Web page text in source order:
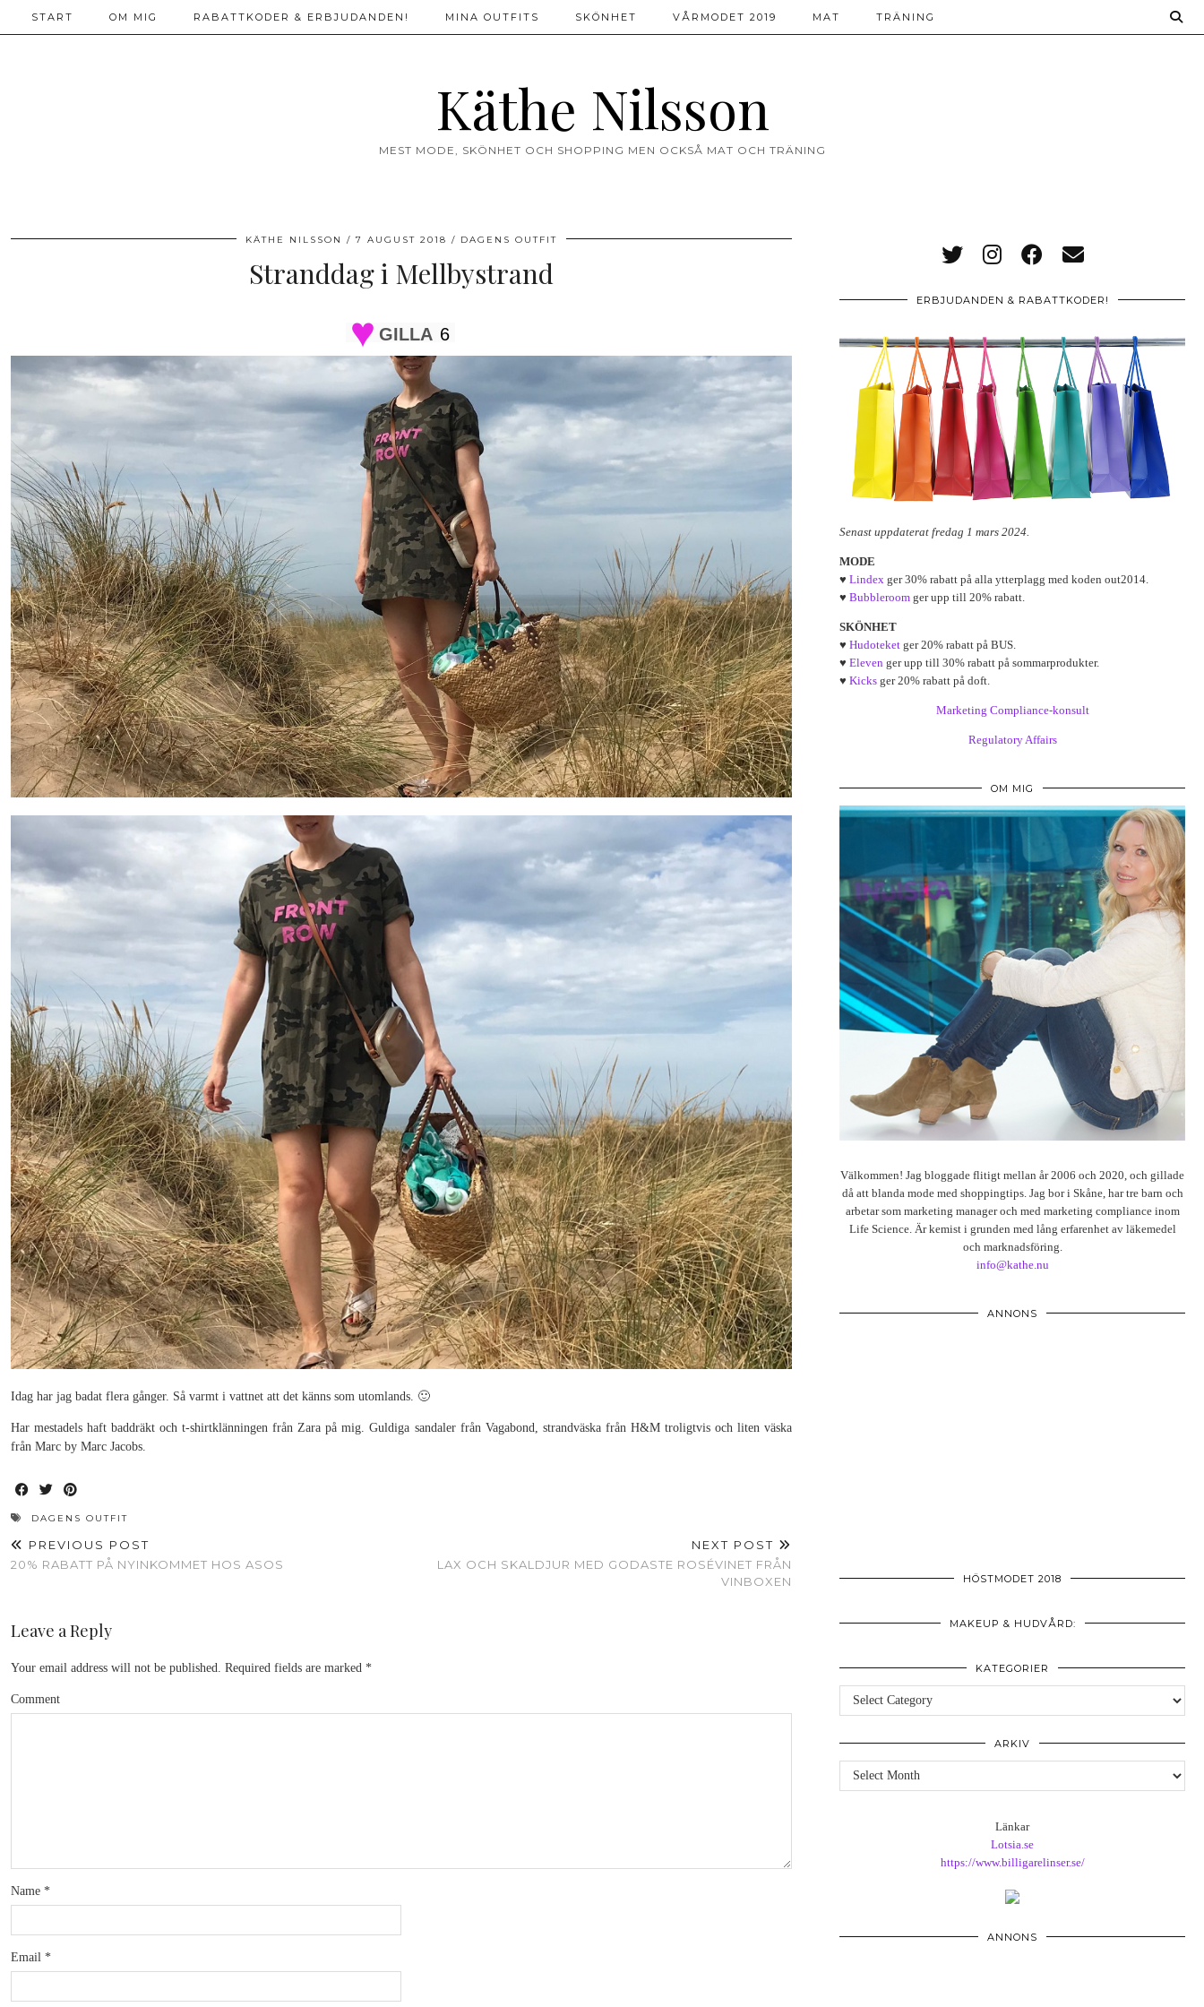
Käthe Nilsson
MEST MODE, SKÖNHET OCH SHOPPING MEN OCKSÅ MAT OCH TRÄNING
START OM MIG RABATTKODER & ERBJUDANDEN! MINA OUTFITS SKÖNHET VÅRMODET 2019 MAT TRÄNING
KÄTHE NILSSON 7 AUGUST 2018 DAGENS OUTFIT
Stranddag i Mellbystrand
GILLA 6
Idag har jag badat flera gånger. Så varmt i vattnet att det känns som utomlands. 🙂
Har mestadels haft baddräkt och t-shirtklänningen från Zara på mig. Guldiga sandaler från Vagabond, strandväska från H&M troligtvis och liten väska
från Marc by Marc Jacobs.
DAGENS OUTFIT
PREVIOUS POST
20% RABATT PÅ NYINKOMMET HOS ASOS
NEXT POST
LAX OCH SKALDJUR MED GODASTE ROSÉVINET FRÅN
VINBOXEN
Leave a Reply
Your email address will not be published. Required fields are marked *
Comment
Name *
Email *
ERBJUDANDEN & RABATTKODER!
Senast uppdaterat fredag 1 mars 2024.
MODE
♥ Lindex ger 30% rabatt på alla ytterplagg med koden out2014.
♥ Bubbleroom ger upp till 20% rabatt.
SKÖNHET
♥ Hudoteket ger 20% rabatt på BUS.
♥ Eleven ger upp till 30% rabatt på sommarprodukter.
♥ Kicks ger 20% rabatt på doft.
Marketing Compliance-konsult
Regulatory Affairs
OM MIG
Välkommen! Jag bloggade flitigt mellan år 2006 och 2020, och gillade
då att blanda mode med shoppingtips. Jag bor i Skåne, har tre barn och
arbetar som marketing manager och med marketing compliance inom
Life Science. Är kemist i grunden med lång erfarenhet av läkemedel
och marknadsföring.
info@kathe.nu
ANNONS
HÖSTMODET 2018
MAKEUP & HUDVÅRD:
KATEGORIER
Kategorier
ARKIV
Arkiv
Länkar
Lotsia.se
https://www.billigarelinser.se/
ANNONS